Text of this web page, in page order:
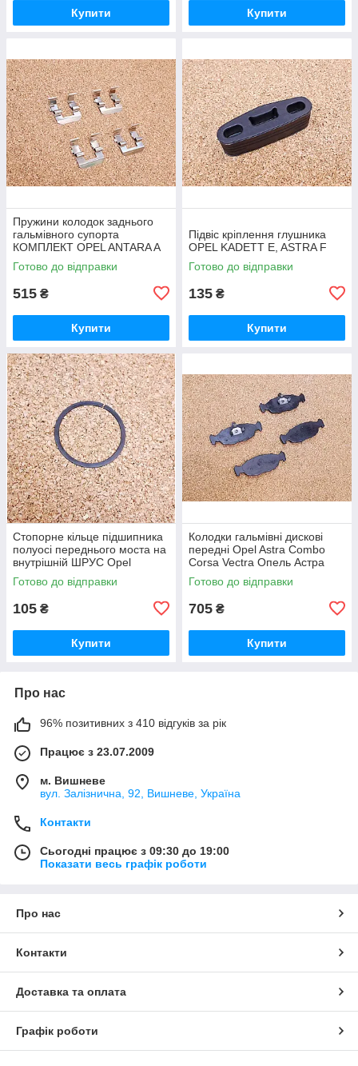
Купити Купити
Пружини колодок заднього
гальмівного супорта
КОМПЛЕКТ OPEL ANTARA A
(L07) CHEVROLET CAPTIVA
(C100, C140) 2.4 2006.06-
Готово до відправки
515 ₴
Купити
Підвіс кріплення глушника
OPEL KADETT E, ASTRA F
Готово до відправки
135 ₴
Купити
Стопорне кільце підшипника
полуосі переднього моста на
внутрішній ШРУС Opel
Frontera Опель Фронтера
Готово до відправки
105 ₴
Купити
Колодки гальмівні дискові
передні Opel Astra Combo
Corsa Vectra Опель Астра
Комбо Корса Вектра
Готово до відправки
705 ₴
Купити
Про нас
96% позитивних з 410 відгуків за рік
Працює з 23.07.2009
м. Вишневе
вул. Залізнична, 92, Вишневе, Україна
Контакти
Сьогодні працює з 09:30 до 19:00
Показати весь графік роботи
Про нас
Контакти
Доставка та оплата
Графік роботи